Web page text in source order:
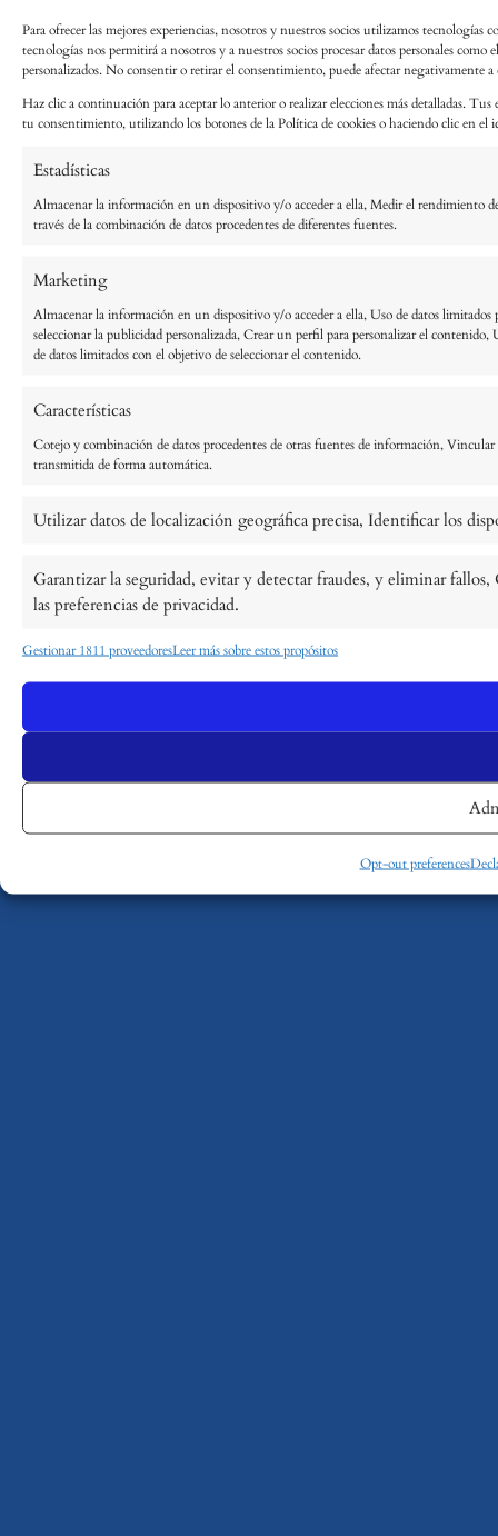
Para ofrecer las mejores experiencias, nosotros y nuestros socios utilizamos tecnologías
tecnologías nos permitirá a nosotros y a nuestros socios procesar datos personales
personalizados. No consentir o retirar el consentimiento, puede afectar negativamente a
Haz clic a continuación para aceptar lo anterior o realizar elecciones más detalladas.
tu consentimiento, utilizando los botones de la Política de cookies o haciendo clic en el
Estadísticas
Almacenar la información en un dispositivo y/o acceder a ella, Medir el rendimiento
través de la combinación de datos procedentes de diferentes fuentes.
Marketing
Almacenar la información en un dispositivo y/o acceder a ella, Uso de datos
seleccionar la publicidad personalizada, Crear un perfil para personalizar el
de datos limitados con el objetivo de seleccionar el contenido.
Características
Cotejo y combinación de datos procedentes de otras fuentes de información,
transmitida de forma automática.
Utilizar datos de localización geográfica precisa, Identificar los
Garantizar la seguridad, evitar y detectar fraudes, y eliminar
las preferencias de privacidad.
Gestionar 1811 proveedoresLeer más sobre estos propósitos
Opt-out preferences